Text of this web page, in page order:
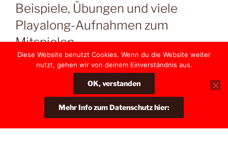
Beispiele, Übungen und viele
Playalong-Aufnahmen zum
Mitspielen.
Diese Website benutzt Cookies. Wenn du die Website weiter
nutzt, gehen wir von deinem Einverständnis aus.
OK, verstanden
Mehr Info zum Datenschutz hier: